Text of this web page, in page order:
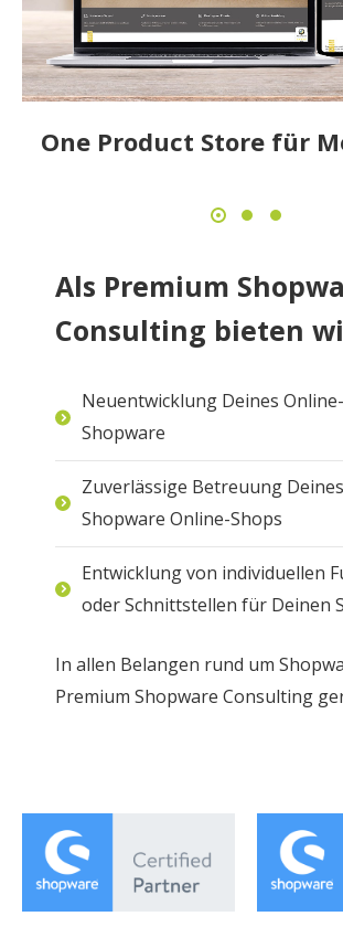
One Product Store für
Als Premium
Consulting bieten
Neuentwicklung Deines
Shopware
Zuverlässige Betreuung
Shopware Online-Shops
Entwicklung von individuellen
oder Schnittstellen für Deinen
In allen Belangen rund um
Premium Shopware Consulting